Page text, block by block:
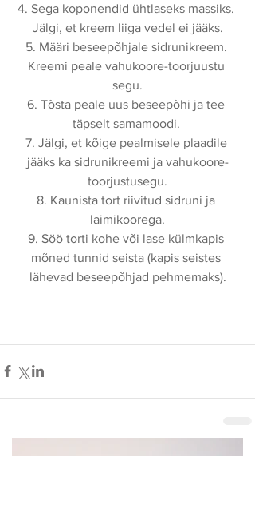
4. Sega koponendid ühtlaseks massiks.
Jälgi, et kreem liiga vedel ei jääks.
5. Määri beseepõhjale sidrunikreem.
Kreemi peale vahukoore-toorjuustu
segu.
6. Tõsta peale uus beseepõhi ja tee
täpselt samamoodi.
7. Jälgi, et kõige pealmisele plaadile
jääks ka sidrunikreemi ja vahukoore-
toorjustusegu.
8. Kaunista tort riivitud sidruni ja
laimikoorega.
9. Söö torti kohe või lase külmkapis
mõned tunnid seista (kapis seistes
lähevad beseepõhjad pehmemaks).